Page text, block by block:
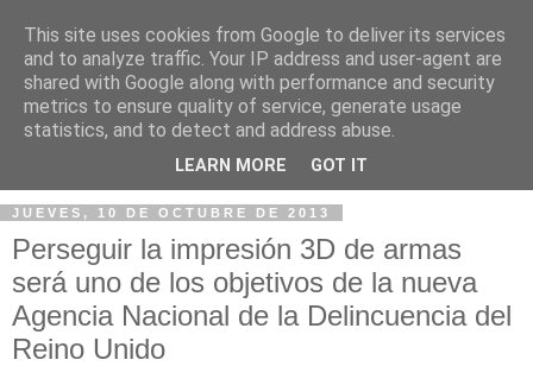
JUEVES, 10 DE OCTUBRE DE 2013
Perseguir la impresión 3D de armas
será uno de los objetivos de la nueva
Agencia Nacional de la Delincuencia del
Reino Unido
This site uses cookies from Google to deliver its services
and to analyze traffic. Your IP address and user-agent are
shared with Google along with performance and security
metrics to ensure quality of service, generate usage
statistics, and to detect and address abuse.
LEARN MORE GOT IT